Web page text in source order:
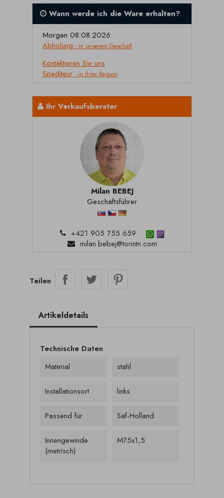
Wann werde ich die Ware erhalten?
Morgen 08.08.2026
Abholung - in unserem Geschäft
Kontaktieren Sie uns
Spediteur - in Ihrer Region
Ihr Verkaufsberater
Milan BEBEJ
Geschäftsführer
+421 905 755 659
milan.bebej@torintn.com
Teilen
Artikeldetails
Technische Daten
Material
stahl
Installationsort links
Passend für Saf-Holland
Innengewinde
(metrisch)
M75x1,5